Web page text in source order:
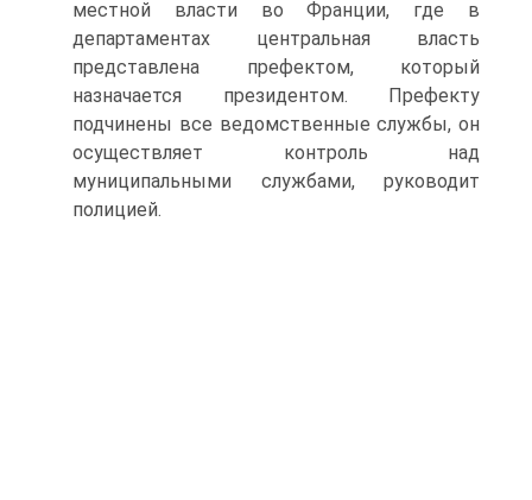
местной власти во Франции, где в
департаментах центральная власть
представлена префектом, который
назначается президентом. Префекту
подчинены все ведомственные службы, он
осуществляет контроль над
муниципальными службами, руководит
полицией.